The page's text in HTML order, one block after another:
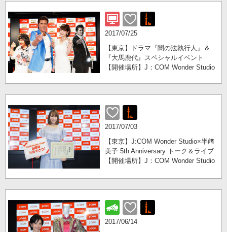
2017/07/25
【東京】ドラマ『闇の法執行人』＆
『大馬鹿代』スペシャルイベント
【開催場所】J：COM Wonder Studio
2017/07/03
【東京】J:COM Wonder Studio×半﨑
美子 5th Anniversary トーク＆ライブ
【開催場所】J：COM Wonder Studio
2017/06/14